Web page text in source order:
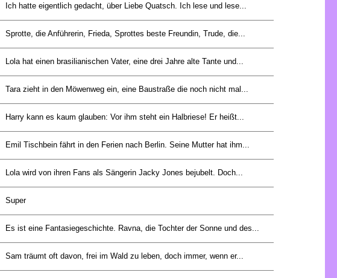
Ich hatte eigentlich gedacht, über Liebe Quatsch. Ich lese und lese...
Sprotte, die Anführerin, Frieda, Sprottes beste Freundin, Trude, die...
Lola hat einen brasilianischen Vater, eine drei Jahre alte Tante und...
Tara zieht in den Möwenweg ein, eine Baustraße die noch nicht mal...
Harry kann es kaum glauben: Vor ihm steht ein Halbriese! Er heißt...
Emil Tischbein fährt in den Ferien nach Berlin. Seine Mutter hat ihm...
Lola wird von ihren Fans als Sängerin Jacky Jones bejubelt. Doch...
Super
Es ist eine Fantasiegeschichte. Ravna, die Tochter der Sonne und des...
Sam träumt oft davon, frei im Wald zu leben, doch immer, wenn er...